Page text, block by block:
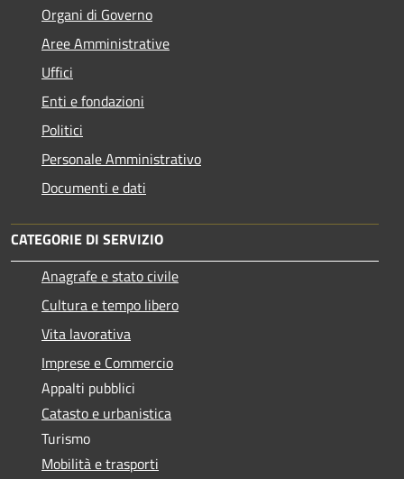
Organi di Governo
Aree Amministrative
Uffici
Enti e fondazioni
Politici
Personale Amministrativo
Documenti e dati
CATEGORIE DI SERVIZIO
Anagrafe e stato civile
Cultura e tempo libero
Vita lavorativa
Imprese e Commercio
Appalti pubblici
Catasto e urbanistica
Turismo
Mobilità e trasporti